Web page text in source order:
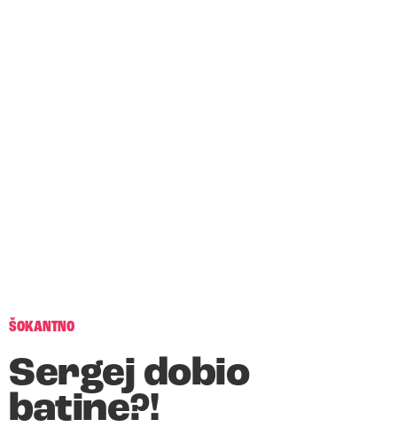
ŠOKANTNO
Sergej dobio
batine?!